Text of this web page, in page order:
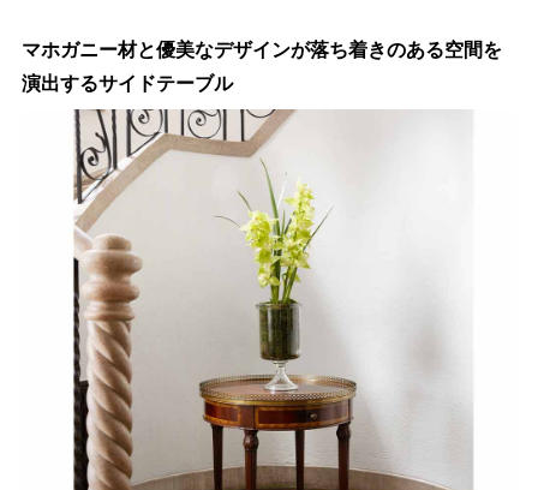
マホガニー材と優美なデザインが落ち着きのある空間を
演出するサイドテーブル